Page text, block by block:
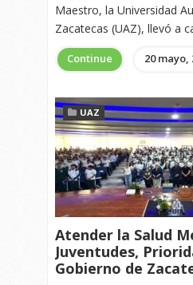
Maestro, la Universidad
Zacatecas (UAZ), llevó a
Continue 20 mayo,
UAZ
Atender la Salud
Juventudes,
Gobierno de